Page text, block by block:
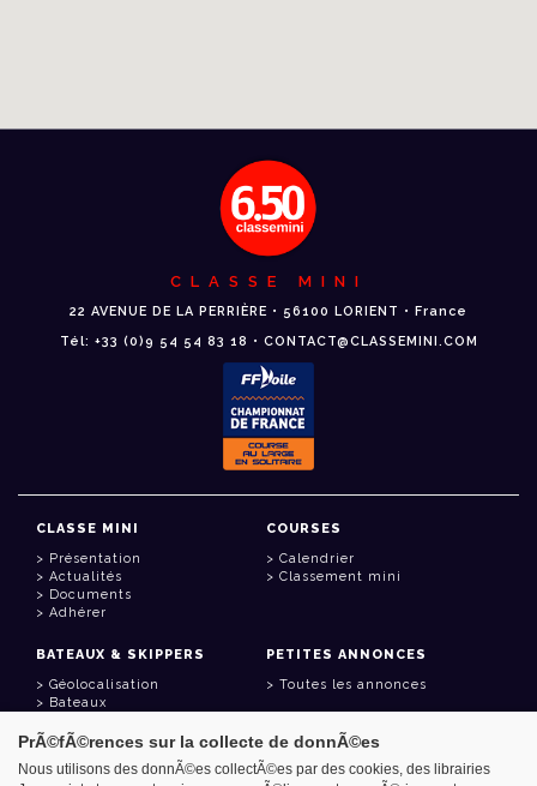
CLASSE MINI
22 AVENUE DE LA PERRIÈRE • 56100 LORIENT • France
Tél: +33 (0)9 54 54 83 18 • CONTACT@CLASSEMINI.COM
CLASSE MINI
Présentation
Actualités
Documents
Adhérer
COURSES
Calendrier
Classement mini
BATEAUX & SKIPPERS
Géolocalisation
Bateaux
PETITES ANNONCES
Toutes les annonces
LIENS UTILES
PrÃ©fÃ©rences sur la collecte de donnÃ©es
Nous utilisons des donnÃ©es collectÃ©es par des cookies, des librairies